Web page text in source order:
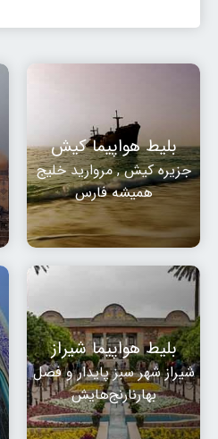
بلیط هواپیما کیش
جزیره کیش , مروارید خلیج
همیشه فارس
بلیط هواپیما شیراز
شیراز شهر سبز پایدار و فصل
بهارنارنج‌هایش